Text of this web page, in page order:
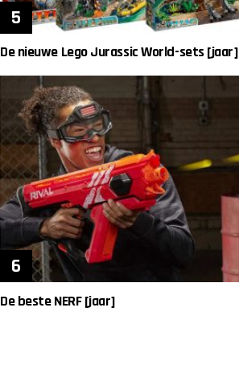
De nieuwe Lego Jurassic World-sets [jaar]
De beste NERF [jaar]